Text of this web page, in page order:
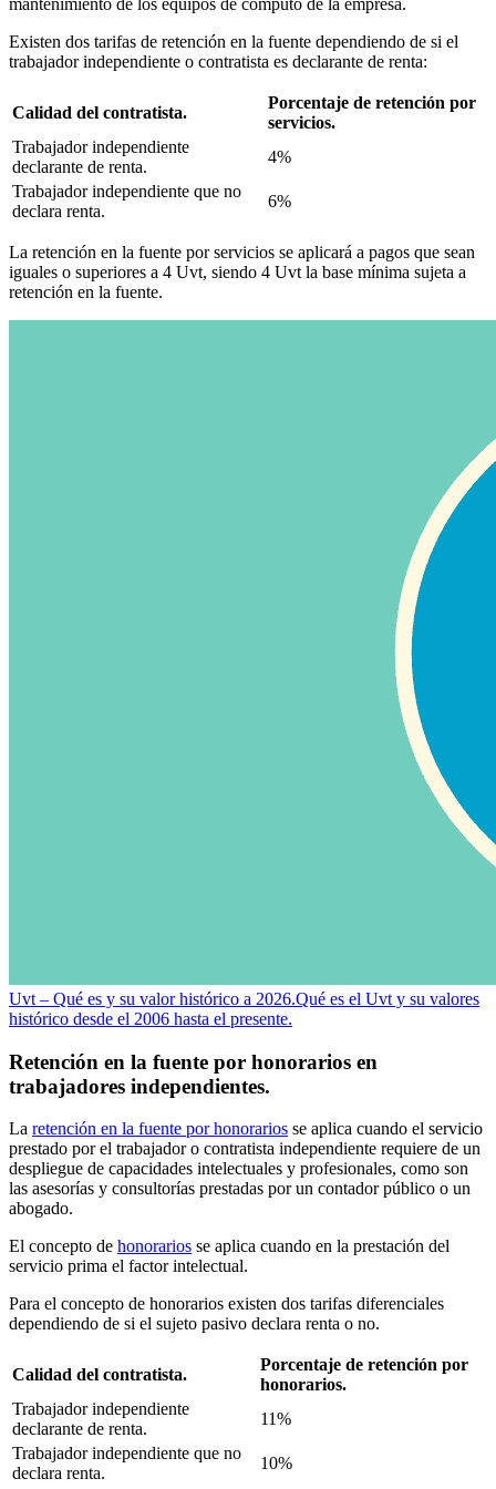
mantenimiento de los equipos de cómputo de la empresa.
Existen dos tarifas de retención en la fuente dependiendo de si el
trabajador independiente o contratista es declarante de renta:
Calidad del contratista.
Porcentaje de retención por
servicios.
Trabajador independiente
declarante de renta.
4%
Trabajador independiente que no
declara renta.
6%
La retención en la fuente por servicios se aplicará a pagos que sean
iguales o superiores a 4 Uvt, siendo 4 Uvt la base mínima sujeta a
retención en la fuente.
Uvt – Qué es y su valor histórico a 2026.Qué es el Uvt y su valores
histórico desde el 2006 hasta el presente.
Retención en la fuente por honorarios en
trabajadores independientes.
La retención en la fuente por honorarios se aplica cuando el servicio
prestado por el trabajador o contratista independiente requiere de un
despliegue de capacidades intelectuales y profesionales, como son
las asesorías y consultorías prestadas por un contador público o un
abogado.
El concepto de honorarios se aplica cuando en la prestación del
servicio prima el factor intelectual.
Para el concepto de honorarios existen dos tarifas diferenciales
dependiendo de si el sujeto pasivo declara renta o no.
Calidad del contratista.
Porcentaje de retención por
honorarios.
Trabajador independiente
declarante de renta.
11%
Trabajador independiente que no
declara renta.
10%